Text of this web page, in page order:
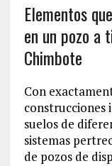
Elementos
en un pozo a
Chimbote
Con
construcciones
suelos de
sistemas
de pozos de